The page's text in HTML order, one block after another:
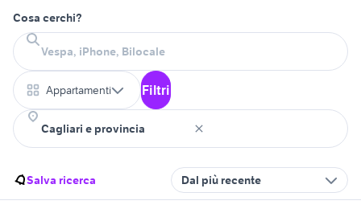
Cosa cerchi?
Appartamenti Filtri
Salva ricerca Dal più recente